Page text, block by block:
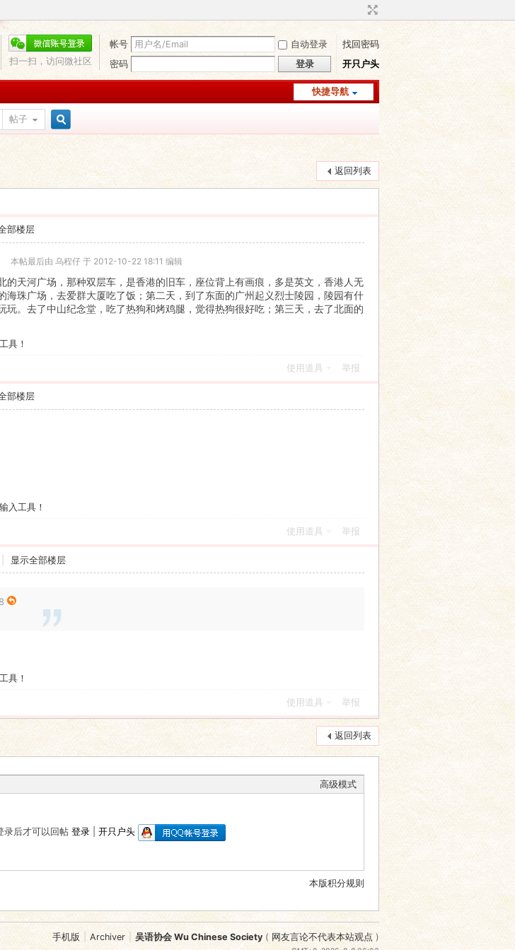
帐号 自动登录
找回密码
密码
登录 开只户头
扫一扫，访问微社区
快捷导航
帖子
返回列表
部楼层
本帖最后由 乌程仔 于 2012-10-22 18:11 编辑
的天河广场，那种双层车，是香港的旧车，座位背上有画痕，多是英文，香港人无
海珠广场，去爱群大厦吃了饭；第二天，到了东面的广州起义烈士陵园，陵园有什
玩。去了中山纪念堂，吃了热狗和烤鸡腿，觉得热狗很好吃；第三天，去了北面的
具！
使用道具 举报
部楼层
入工具！
使用道具 举报
显示全部楼层
具！
使用道具 举报
返回列表
高级模式
录后才可以回帖 登录 开只户头
本版积分规则
手机版 Archiver 吴语协会 Wu Chinese Society ( 网友言论不代表本站观点)